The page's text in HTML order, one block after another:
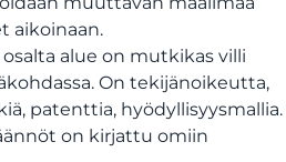
aikoinaan.
alue on mutkikas villi
On tekijänoikeutta,
patenttia, hyödyllisyysmallia.
on kirjattu omiin